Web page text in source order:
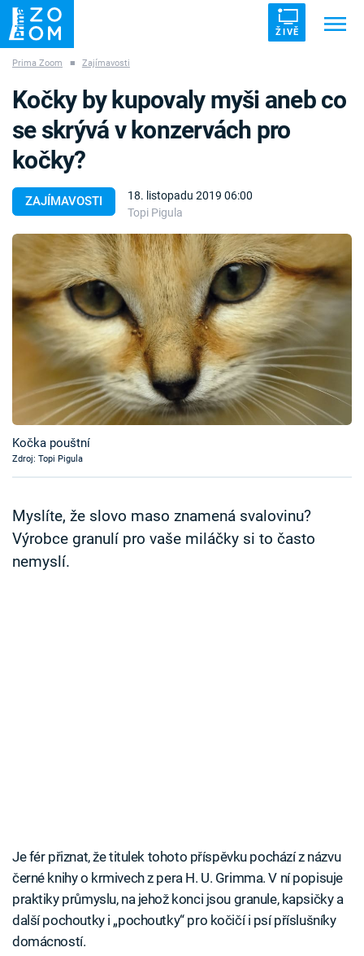
ŽIVĚ
ZÁHADY VETŘELCI DÁVNOVĚKU
Témata
Témata
Pořady
TV Program
Časopis
Sledujte prima+
Sledujte nás
Prima Zoom ■ Zajímavosti
ZAJÍMAVOSTI
18. listopadu 2019 06:00
Topi Pigula
Kočky by kupovaly myši aneb co
se skrývá v konzervách pro
kočky?
Kočka pouštní
Zdroj: Topi Pigula
Myslíte, že slovo maso znamená svalovinu?
Výrobce granulí pro vaše miláčky si to často
nemyslí.
Je fér přiznat, že titulek tohoto příspěvku pochází z názvu
černé knihy o krmivech z pera H. U. Grimma. V ní popisuje
praktiky průmyslu, na jehož konci jsou granule, kapsičky a
další pochoutky i „pochoutky“ pro kočičí i psí příslušníky
domácností.